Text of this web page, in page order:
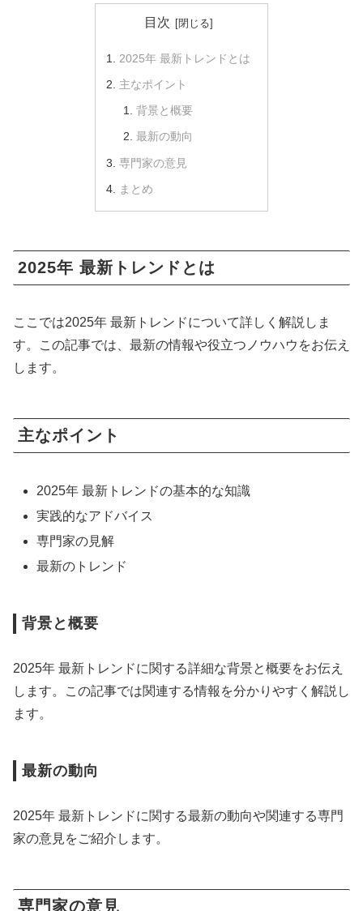
目次
2025年 最新トレンドとは
主なポイント
背景と概要
最新の動向
専門家の意見
まとめ
2025年 最新トレンドとは
ここでは2025年 最新トレンドについて詳しく解説しま
す。この記事では、最新の情報や役立つノウハウをお伝え
します。
主なポイント
2025年 最新トレンドの基本的な知識
実践的なアドバイス
専門家の見解
最新のトレンド
背景と概要
2025年 最新トレンドに関する詳細な背景と概要をお伝え
します。この記事では関連する情報を分かりやすく解説し
ます。
最新の動向
2025年 最新トレンドに関する最新の動向や関連する専門
家の意見をご紹介します。
専門家の意見